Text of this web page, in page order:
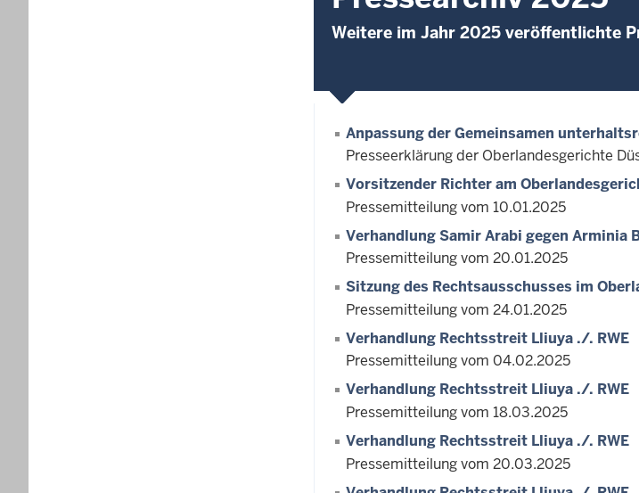
Weitere im Jahr 2025 veröffentlichte
Anpassung der Gemeinsamen
Presseerklärung der Oberlandesgerichte
Vorsitzender Richter am
Pressemitteilung vom 10.01.2025
Verhandlung Samir Arabi gegen Arminia
Pressemitteilung vom 20.01.2025
Sitzung des Rechtsausschusses im
Pressemitteilung vom 24.01.2025
Verhandlung Rechtsstreit Lliuya ./. RWE
Pressemitteilung vom 04.02.2025
Verhandlung Rechtsstreit Lliuya ./. RWE
Pressemitteilung vom 18.03.2025
Verhandlung Rechtsstreit Lliuya ./. RWE
Pressemitteilung vom 20.03.2025